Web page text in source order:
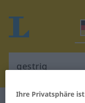
Ihre Privatsphäre